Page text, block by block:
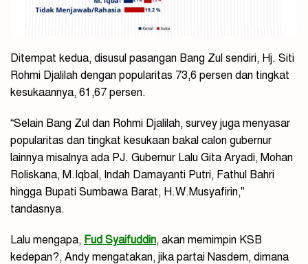
Ditempat kedua, disusul pasangan Bang Zul sendiri, Hj. Siti
Rohmi Djalilah dengan popularitas 73,6 persen dan tingkat
kesukaannya, 61,67 persen.
“Selain Bang Zul dan Rohmi Djalilah, survey juga menyasar
popularitas dan tingkat kesukaan bakal calon gubernur
lainnya misalnya ada PJ. Gubernur Lalu Gita Aryadi, Mohan
Roliskana, M.Iqbal, Indah Damayanti Putri, Fathul Bahri
hingga Bupati Sumbawa Barat, H.W.Musyafirin,”
tandasnya.
Lalu mengapa, Fud Syaifuddin, akan memimpin KSB
kedepan?, Andy mengatakan, jika partai Nasdem, dimana